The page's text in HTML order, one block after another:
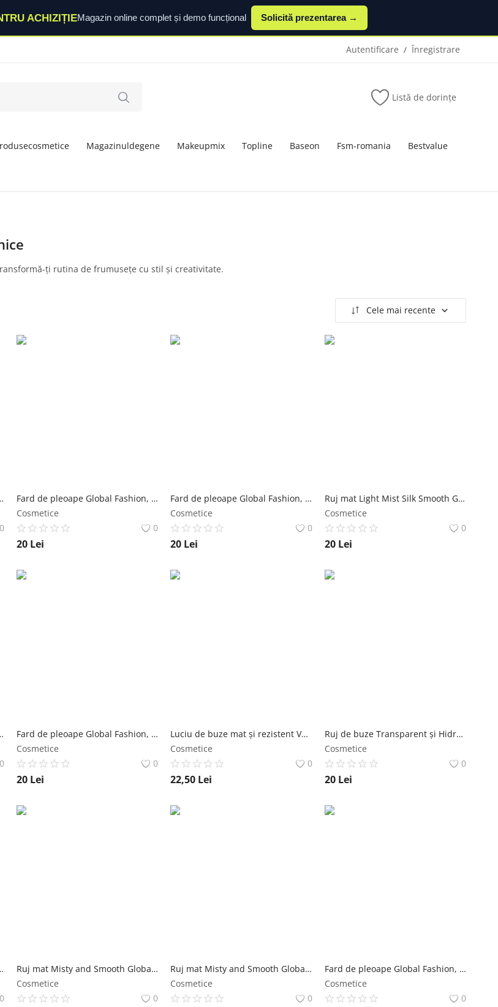
ACHIZIȚIEMagazin online complet și demo funcțional Solicită prezentarea →
Autentificare / Înregistrare
Listă de dorințe
Magazinuldegene Makeupmix Topline Baseon Fsm-romania Bestvalue
ți rutina de frumusețe cu stil și creativitate.
Cele mai recente
#01 Global Fashion
0
Fard de pleoape Global Fashion, o culoare, #16, 3.6 g Global Fashion
Cosmetice
0
20 Lei
Fard de pleoape Global Fashion, o culoare, #23, 3.6 g Global Fashion
Cosmetice
0
20 Lei
Ruj mat Light Mist Silk Smooth Global Fashion #121, 3.5 g Global Fashion
Cosmetice
0
20 Lei
4 ml Global Fashion
0
Fard de pleoape Global Fashion, o culoare, #05, 3.6 g Global Fashion
Cosmetice
0
20 Lei
Luciu de buze mat și rezistent Velvet Lasting Matte, Global Fashion, GF38006 #110, 4 ml Global Fashion
Cosmetice
0
22,50 Lei
Ruj de buze Transparent și Hidratant Global Fashion, GF38002A #121, 3.5 g Global Fashion
Cosmetice
0
20 Lei
3.5 g Global Fashion
0
Ruj mat Misty and Smooth Global Fashion, #109, 3.5 g Global Fashion
Cosmetice
0
Ruj mat Misty and Smooth Global Fashion, #106, 3.5 g Global Fashion
Cosmetice
0
Fard de pleoape Global Fashion, 5 culori, #01 Global Fashion
Cosmetice
0